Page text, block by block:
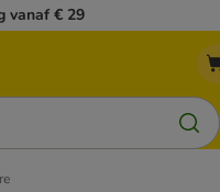
vanaf € 29